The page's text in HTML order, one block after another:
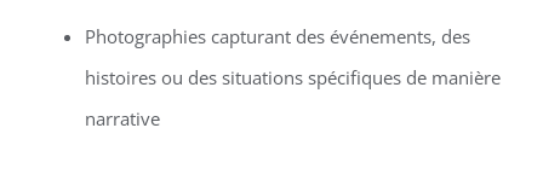
Photographies capturant des événements, des
histoires ou des situations spécifiques de manière
narrative